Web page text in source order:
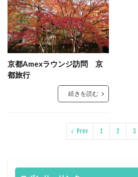
京都Amexラウンジ訪問 京
都旅行
続きを読む
Prev 1 2 3